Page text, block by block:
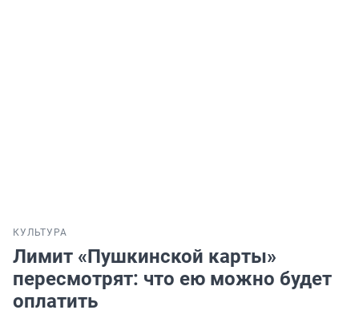
КУЛЬТУРА
Лимит «Пушкинской карты»
пересмотрят: что ею можно будет
оплатить